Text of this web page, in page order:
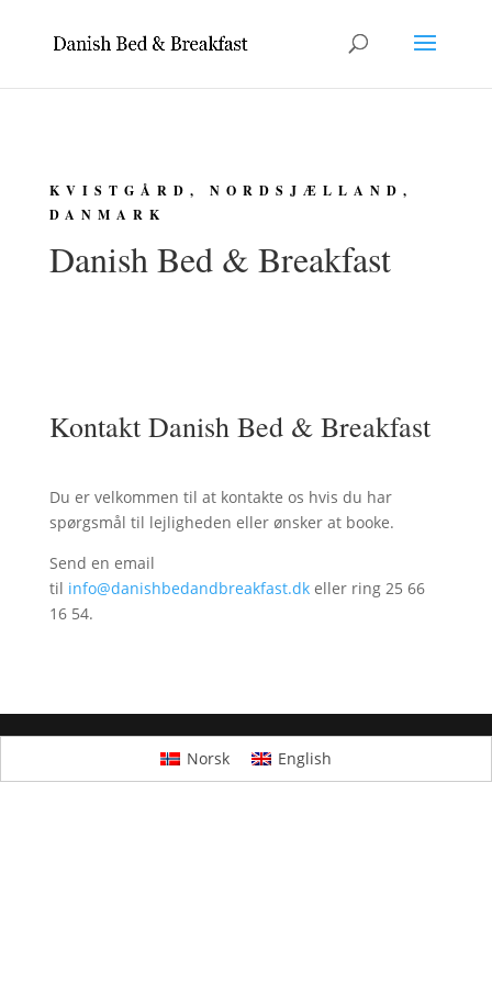
KVISTGÅRD, NORDSJÆLLAND,
DANMARK
Danish Bed & Breakfast
Kontakt Danish Bed & Breakfast
Du er velkommen til at kontakte os hvis du har
spørgsmål til lejligheden eller ønsker at booke.
Send en email
til info@danishbedandbreakfast.dkeller ring 25 66
16 54.
Norsk English